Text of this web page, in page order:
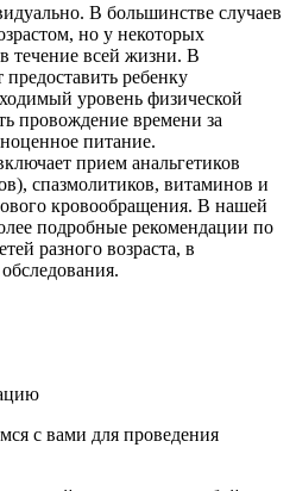
В большинстве случаев
но у некоторых
течение всей жизни. В
ребенку
уровень физической
провождение времени за
питание.
прием анальгетиков
спазмолитиков, витаминов и
кровообращения. В нашей
подробные рекомендации по
разного возраста, в
с вами для проведения